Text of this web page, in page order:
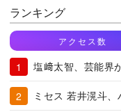
ランキング
アクセス数
塩﨑太智、芸能界
ミセス 若井滉斗